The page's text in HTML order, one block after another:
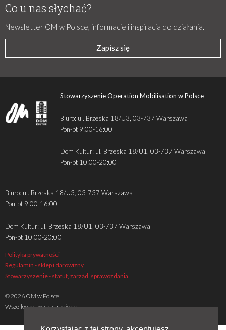
Co u nas słychać?
Newsletter OM w Polsce, informacje i inspiracja do działania.
Zapisz się
Stowarzyszenie Operation Mobilisation w Polsce
Biuro: ul. Brzeska 18/U3, 03-737 Warszawa
Pon-pt 9:00-16:00
Dom Kultur: ul. Brzeska 18/U1, 03-737 Warszawa
Pon-pt 10:00-20:00
Biuro: ul. Brzeska 18/U3, 03-737 Warszawa
Pon-pt 9:00-16:00
Dom Kultur: ul. Brzeska 18/U1, 03-737 Warszawa
Pon-pt 10:00-20:00
Polityka prywatności
Regulamin - sklep i darowizny
Stowarzyszenie - statut, zarząd, sprawozdania
© 2026 OM w Polsce.
Wszelkie prawa zastrzeżone